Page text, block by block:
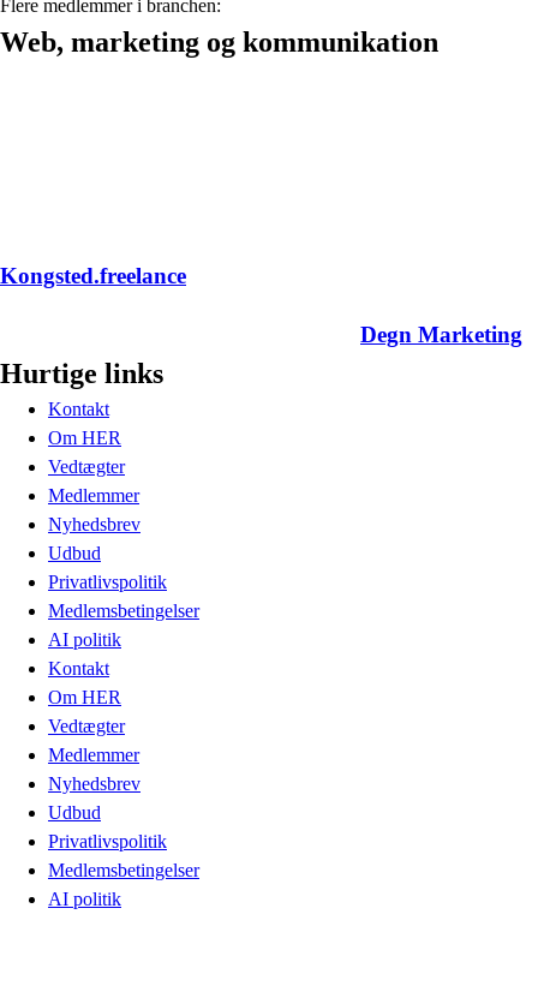
Flere medlemmer i branchen:
Web, marketing og kommunikation
Kongsted.freelance
Degn Marketing
Hurtige links
Kontakt
Om HER
Vedtægter
Medlemmer
Nyhedsbrev
Udbud
Privatlivspolitik
Medlemsbetingelser
AI politik
Kontakt
Om HER
Vedtægter
Medlemmer
Nyhedsbrev
Udbud
Privatlivspolitik
Medlemsbetingelser
AI politik